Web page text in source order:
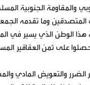
الجنوبية
وما تقدمه
هذا الوطن الذي يسير في
على ثمن العقاقير
والتعويض المادي